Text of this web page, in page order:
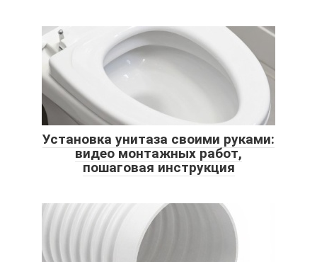
Установка унитаза своими руками:
видео монтажных работ,
пошаговая инструкция